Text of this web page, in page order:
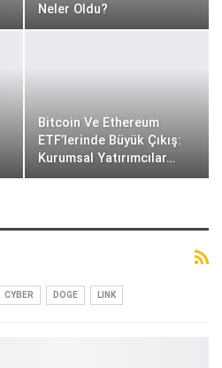
Neler Oldu?
Bitcoin Ve Ethereum
ETF’lerinde Büyük Çıkış:
Kurumsal Yatırımcılar…
CYBER DOGE LINK